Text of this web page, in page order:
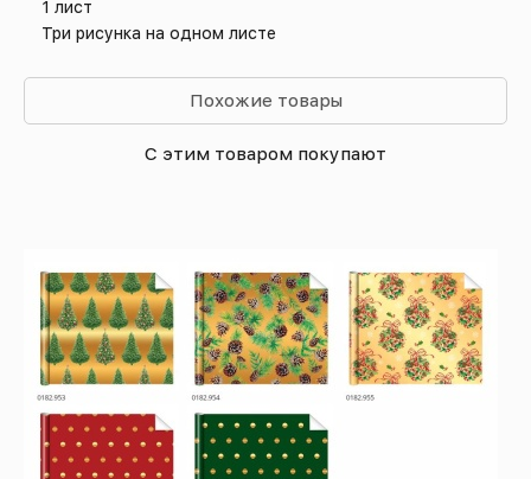
1 лист
Три рисунка на одном листе
Похожие товары
С этим товаром покупают